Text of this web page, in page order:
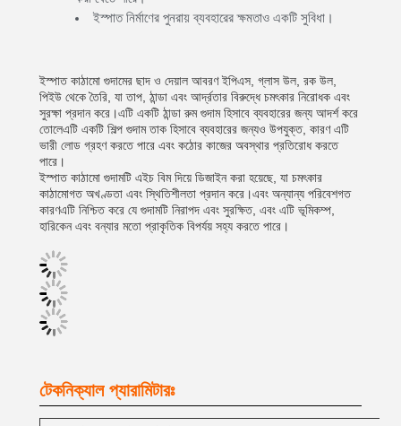
ইস্পাত নির্মাণের পুনরায় ব্যবহারের ক্ষমতাও একটি সুবিধা।
ইস্পাত কাঠামো গুদামের ছাদ ও দেয়াল আবরণ ইপিএস, গ্লাস উল, রক উল,
পিইউ থেকে তৈরি, যা তাপ, ঠান্ডা এবং আর্দ্রতার বিরুদ্ধে চমৎকার নিরোধক এবং
সুরক্ষা প্রদান করে।এটি একটি ঠান্ডা রুম গুদাম হিসাবে ব্যবহারের জন্য আদর্শ করে
তোলেএটি একটি শিল্প গুদাম তাক হিসাবে ব্যবহারের জন্যও উপযুক্ত, কারণ এটি
ভারী লোড গ্রহণ করতে পারে এবং কঠোর কাজের অবস্থার প্রতিরোধ করতে
পারে।
ইস্পাত কাঠামো গুদামটি এইচ বিম দিয়ে ডিজাইন করা হয়েছে, যা চমৎকার
কাঠামোগত অখণ্ডতা এবং স্থিতিশীলতা প্রদান করে।এবং অন্যান্য পরিবেশগত
কারণএটি নিশ্চিত করে যে গুদামটি নিরাপদ এবং সুরক্ষিত, এবং এটি ভূমিকম্প,
হারিকেন এবং বন্যার মতো প্রাকৃতিক বিপর্যয় সহ্য করতে পারে।
টেকনিক্যাল প্যারামিটারঃ